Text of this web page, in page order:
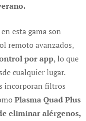
esta gama son
remoto avanzados,
por app, lo que
cualquier lugar.
incorporan filtros
Plasma Quad Plus
eliminar alérgenos,